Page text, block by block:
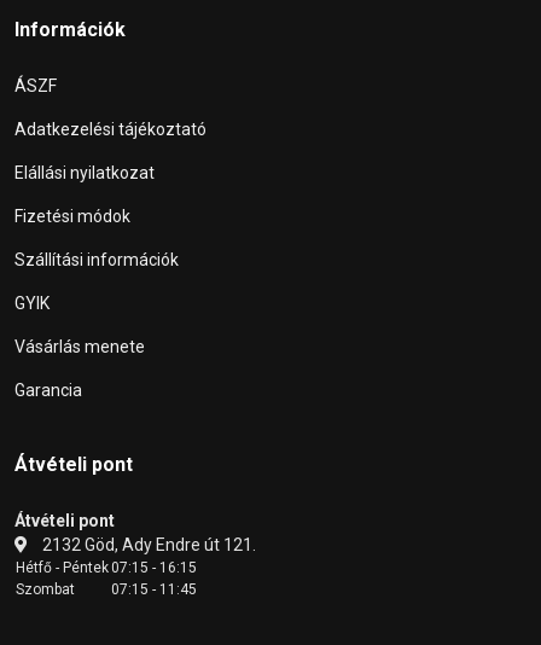
Információk
ÁSZF
Adatkezelési tájékoztató
Elállási nyilatkozat
Fizetési módok
Szállítási információk
GYIK
Vásárlás menete
Garancia
Átvételi pont
Átvételi pont
2132 Göd, Ady Endre út 121.
Hétfő - Péntek07:15 - 16:15
Szombat
07:15 - 11:45